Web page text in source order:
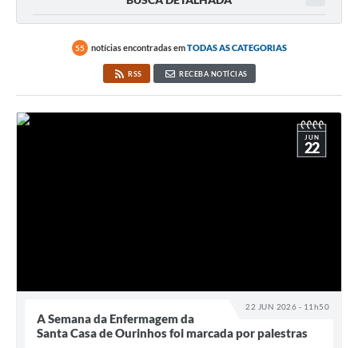
55 notícias encontradas emTODAS AS CATEGORIAS
RSS RECEBA NOTÍCIAS
22 JUN 2026 - 11h50
JUN
22
A Semana da Enfermagem da
Santa Casa de Ourinhos foi marcada por palestras